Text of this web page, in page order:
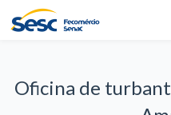
Oficina de